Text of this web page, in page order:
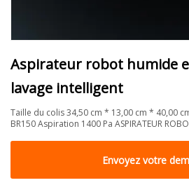
Aspirateur robot humide
lavage intelligent
Taille du colis 34,50 cm * 13,00 cm * 40,00
BR150 Aspiration 1400 Pa ASPIRATEUR
Envoyez votre